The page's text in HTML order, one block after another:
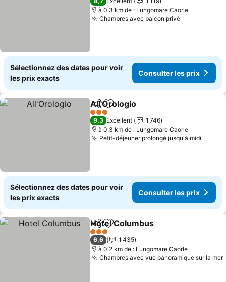
à 0.3 km de : Lungomare Caorle
Chambres avec balcon privéConsulter
Sélectionnez des dates pour voir
les prix exacts
Consulter les prix
PartagerAjouter à mes favoris
All'Orologio
3 Étoiles
9,3 Excellent
1 746
à 0.3 km de : Lungomare Caorle
Petit-déjeuner prolongé jusqu'à midi
Sélectionnez des dates pour voir
les prix exacts
Consulter les prix
PartagerAjouter à mes favoris
Hotel Columbus
3 Étoiles
6,6
1 435
à 0.2 km de : Lungomare Caorle
Chambres avec vue panoramique sur la mer